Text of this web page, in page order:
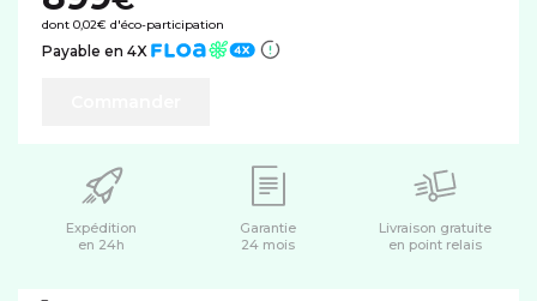
dont 0,02€ d'éco-participation
Payable en 4X
Expédition
en 24h
Garantie
24 mois
Livraison gratuite
en point relais